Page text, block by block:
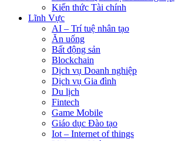
Kiến thức Tài chính
Lĩnh Vực
AI – Trí tuệ nhân tạo
Ăn uống
Bất động sản
Blockchain
Dịch vụ Doanh nghiệp
Dịch vụ Gia đình
Du lịch
Fintech
Game Mobile
Giáo dục Đào tạo
Iot – Internet of things